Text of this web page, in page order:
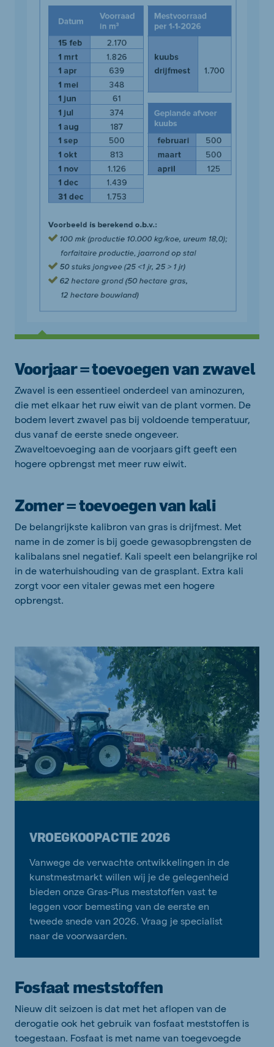
Voorjaar = toevoegen van zwavel
Zwavel is een essentieel onderdeel van aminozuren,
die met elkaar het ruw eiwit van de plant vormen. De
bodem levert zwavel pas bij voldoende temperatuur,
dus vanaf de eerste snede ongeveer.
Zwaveltoevoeging aan de voorjaars gift geeft een
hogere opbrengst met meer ruw eiwit.
Zomer = toevoegen van kali
De belangrijkste kalibron van gras is drijfmest. Met
name in de zomer is bij goede gewasopbrengsten de
kalibalans snel negatief. Kali speelt een belangrijke rol
in de waterhuishouding van de grasplant. Extra kali
zorgt voor een vitaler gewas met een hogere
opbrengst.
VROEGKOOPACTIE 2026
Vanwege de verwachte ontwikkelingen in de
kunstmestmarkt willen wij je de gelegenheid
bieden onze Gras-Plus meststoffen vast te
leggen voor bemesting van de eerste en
tweede snede van 2026. Vraag je specialist
naar de voorwaarden.
Fosfaat meststoffen
Nieuw dit seizoen is dat met het aflopen van de
derogatie ook het gebruik van fosfaat meststoffen is
toegestaan. Fosfaat is met name van toegevoegde